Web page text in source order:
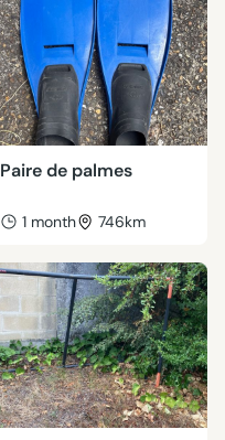
Paire de palmes
1 month 746km